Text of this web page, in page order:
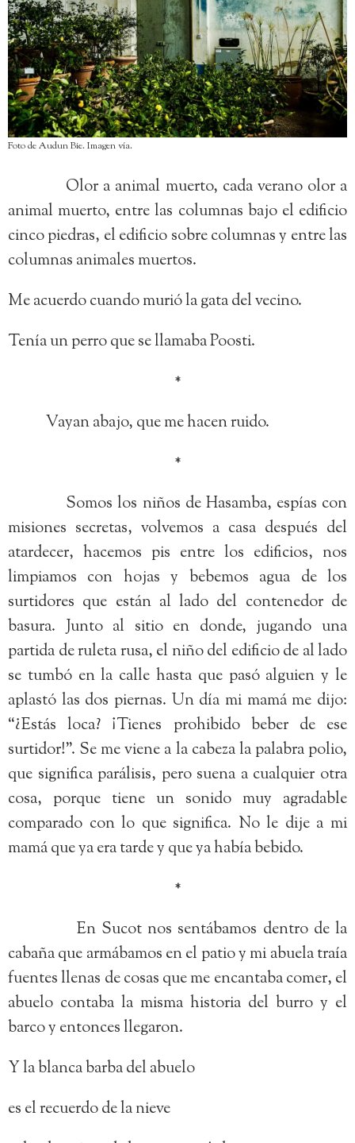
Foto de Audun Bie. Imagen vía.
Olor a animal muerto, cada verano olor a
animal muerto, entre las columnas bajo el edificio
cinco piedras, el edificio sobre columnas y entre las
columnas animales muertos.
Me acuerdo cuando murió la gata del vecino.
Tenía un perro que se llamaba Poosti.
*
Vayan abajo, que me hacen ruido.
*
Somos los niños de Hasamba, espías con
misiones secretas, volvemos a casa después del
atardecer, hacemos pis entre los edificios, nos
limpiamos con hojas y bebemos agua de los
surtidores que están al lado del contenedor de
basura. Junto al sitio en donde, jugando una
partida de ruleta rusa, el niño del edificio de al lado
se tumbó en la calle hasta que pasó alguien y le
aplastó las dos piernas. Un día mi mamá me dijo:
“¿Estás loca? ¡Tienes prohibido beber de ese
surtidor!”. Se me viene a la cabeza la palabra polio,
que significa parálisis, pero suena a cualquier otra
cosa, porque tiene un sonido muy agradable
comparado con lo que significa. No le dije a mi
mamá que ya era tarde y que ya había bebido.
*
En Sucot nos sentábamos dentro de la
cabaña que armábamos en el patio y mi abuela traía
fuentes llenas de cosas que me encantaba comer, el
abuelo contaba la misma historia del burro y el
barco y entonces llegaron.
Y la blanca barba del abuelo
es el recuerdo de la nieve